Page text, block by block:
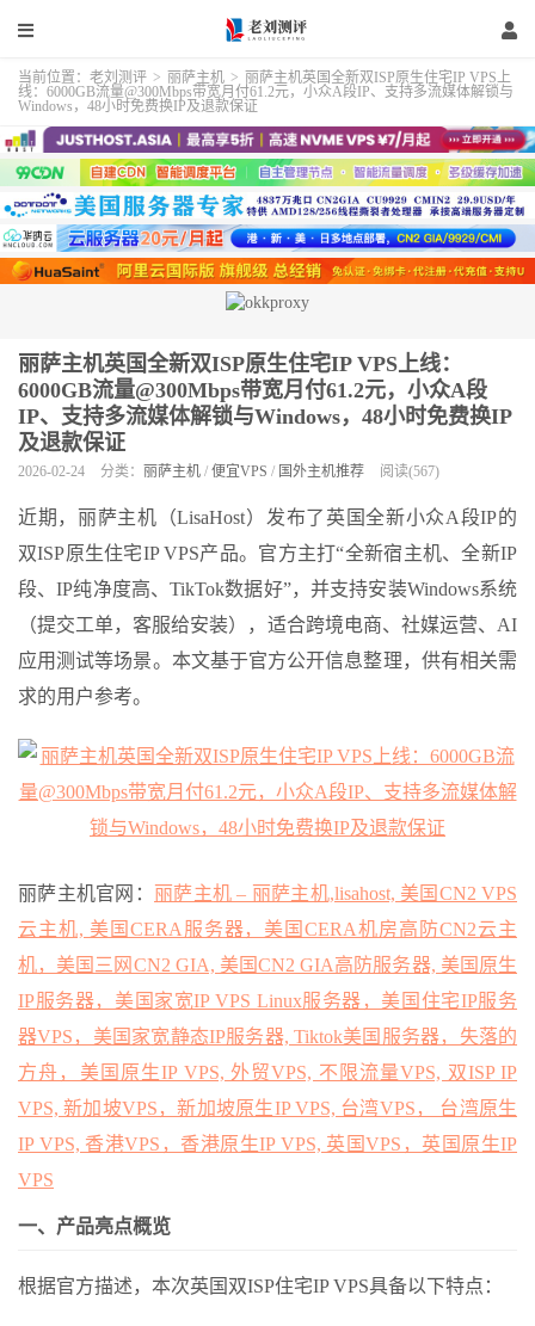
当前位置： 老刘测评 > 丽萨主机 > 丽萨主机英国全新双ISP原生住宅IP VPS上
线：6000GB流量@300Mbps带宽月付61.2元，小众A段IP、支持多流媒体解锁与
Windows，48小时免费换IP及退款保证
丽萨主机英国全新双ISP原生住宅IP VPS上线：
6000GB流量@300Mbps带宽月付61.2元，小众A段
IP、支持多流媒体解锁与Windows，48小时免费换IP
及退款保证
2026-02-24 分类： 丽萨主机 / 便宜VPS / 国外主机推荐 阅读(567)
近期，丽萨主机（LisaHost）发布了英国全新小众A段IP的
双ISP原生住宅IP VPS产品。官方主打“全新宿主机、全新IP
段、IP纯净度高、TikTok数据好”，并支持安装Windows系统
（提交工单，客服给安装），适合跨境电商、社媒运营、AI
应用测试等场景。本文基于官方公开信息整理，供有相关需
求的用户参考。
丽萨主机官网： 丽萨主机 – 丽萨主机,lisahost, 美国CN2 VPS
云主机, 美国CERA服务器，美国CERA机房高防CN2云主
机，美国三网CN2 GIA, 美国CN2 GIA高防服务器, 美国原生
IP服务器，美国家宽IP VPS Linux服务器，美国住宅IP服务
器VPS，美国家宽静态IP服务器, Tiktok美国服务器，失落的
方舟，美国原生IP VPS, 外贸VPS, 不限流量VPS, 双ISP IP
VPS, 新加坡VPS，新加坡原生IP VPS, 台湾VPS， 台湾原生
IP VPS, 香港VPS，香港原生IP VPS, 英国VPS，英国原生IP
VPS
一、产品亮点概览
根据官方描述，本次英国双ISP住宅IP VPS具备以下特点：